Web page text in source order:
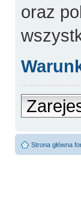
oraz
Strona główna